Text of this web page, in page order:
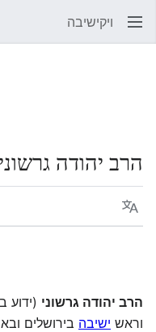
ויקישיבה
הרב יהודה
שפה
הרב יהודה גרשוני (ידוע
וראש ישיבה בירושלים